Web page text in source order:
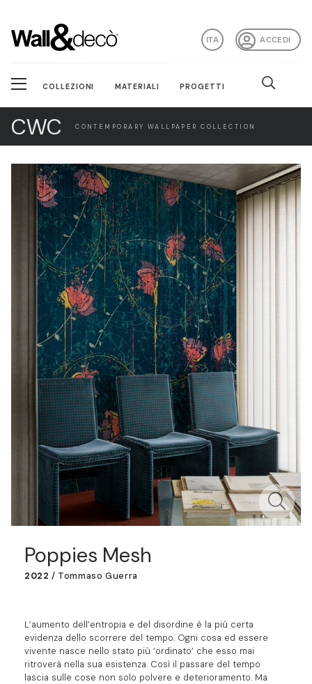
ACCEDI
ITA
COLLEZIONI MATERIALI PROGETTI
CWC CONTEMPORARY WALLPAPER COLLECTION
Poppies Mesh
2022 / Tommaso Guerra
L’aumento dell’entropia e del disordine è la più certa
evidenza dello scorrere del tempo. Ogni cosa ed essere
vivente nasce nello stato più ‘ordinato’ che esso mai
ritroverà nella sua esistenza. Così il passare del tempo
lascia sulle cose non solo polvere e deterioramento. Ma